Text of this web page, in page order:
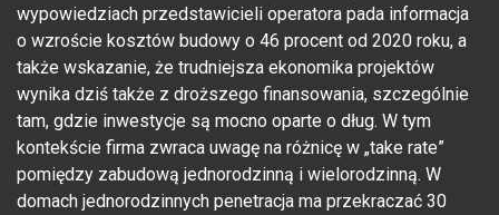
wypowiedziach przedstawicieli operatora pada informacja
o wzroście kosztów budowy o 46 procent od 2020 roku, a
także wskazanie, że trudniejsza ekonomika projektów
wynika dziś także z droższego finansowania, szczególnie
tam, gdzie inwestycje są mocno oparte o dług. W tym
kontekście firma zwraca uwagę na różnicę w „take rate”
pomiędzy zabudową jednorodzinną i wielorodzinną. W
domach jednorodzinnych penetracja ma przekraczać 30